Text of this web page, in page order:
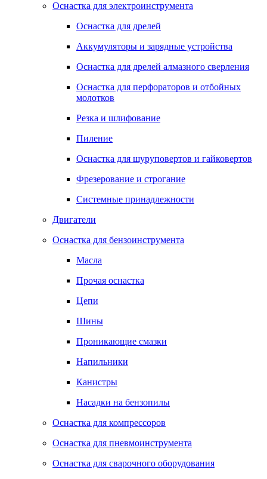
Оснастка для электроинструмента
Оснастка для дрелей
Аккумуляторы и зарядные устройства
Оснастка для дрелей алмазного сверления
Оснастка для перфораторов и отбойных
молотков
Резка и шлифование
Пиление
Оснастка для шуруповертов и гайковертов
Фрезерование и строгание
Системные принадлежности
Двигатели
Оснастка для бензоинструмента
Масла
Прочая оснастка
Цепи
Шины
Проникающие смазки
Напильники
Канистры
Насадки на бензопилы
Оснастка для компрессоров
Оснастка для пневмоинструмента
Оснастка для сварочного оборудования